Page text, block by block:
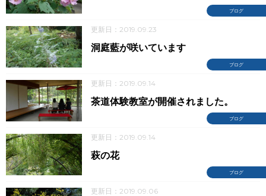
ブログ
更新日：2019.09.23
ブログ
洞庭藍が咲いています
更新日：2019.09.14
ブログ
茶道体験教室が開催されました。
更新日：2019.09.14
ブログ
萩の花
更新日：2019.09.06